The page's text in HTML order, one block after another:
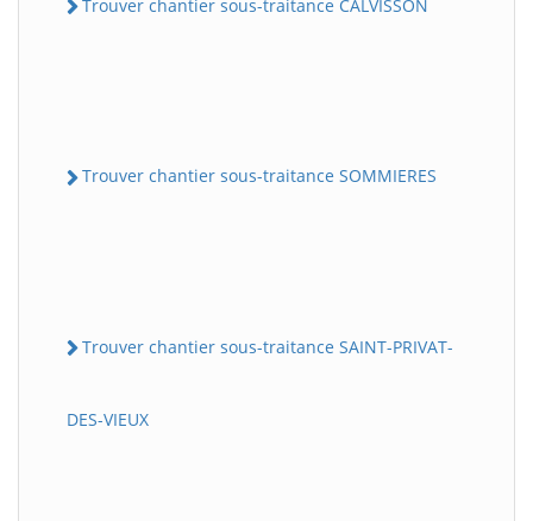
Trouver chantier sous-traitance CALVISSON
Trouver chantier sous-traitance SOMMIERES
Trouver chantier sous-traitance SAINT-PRIVAT-
DES-VIEUX